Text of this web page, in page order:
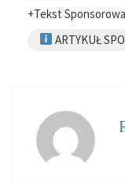
+Tekst
ARTYKUŁ